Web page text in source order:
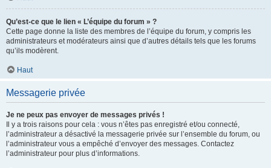
Qu’est-ce que le lien « L’équipe du forum » ?
Cette page donne la liste des membres de l’équipe du forum, y compris les
administrateurs et modérateurs ainsi que d’autres détails tels que les forums
qu’ils modèrent.
Haut
Messagerie privée
Je ne peux pas envoyer de messages privés !
Il y a trois raisons pour cela : vous n’êtes pas enregistré et/ou connecté,
l’administrateur a désactivé la messagerie privée sur l’ensemble du forum, ou
l’administrateur vous a empêché d’envoyer des messages. Contactez
l’administrateur pour plus d’informations.